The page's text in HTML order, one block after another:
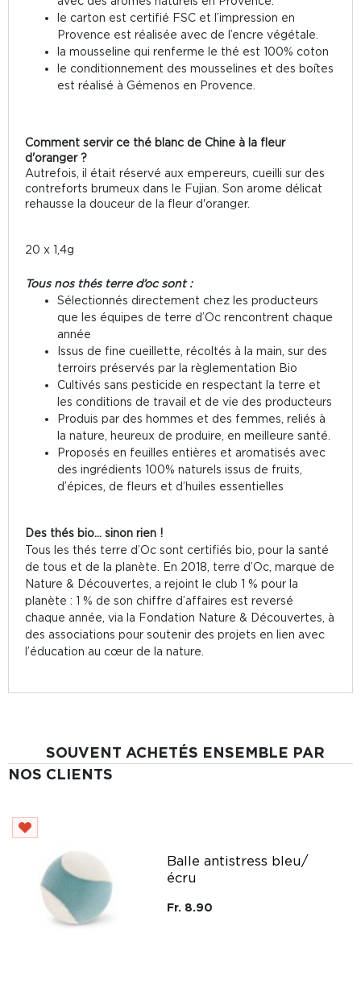
le carton est certifié FSC et l’impression en
Provence est réalisée avec de l’encre végétale.
la mousseline qui renferme le thé est 100% coton
le conditionnement des mousselines et des boîtes
est réalisé à Gémenos en Provence.
Comment servir ce thé blanc de Chine à la fleur
d'oranger ?
Autrefois, il était réservé aux empereurs, cueilli sur des
contreforts brumeux dans le Fujian. Son arome délicat
rehausse la douceur de la fleur d'oranger.
20 x 1,4g
Tous nos thés terre d’oc sont :
Sélectionnés directement chez les producteurs
que les équipes de terre d’Oc rencontrent chaque
année
Issus de fine cueillette, récoltés à la main, sur des
terroirs préservés par la règlementation Bio
Cultivés sans pesticide en respectant la terre et
les conditions de travail et de vie des producteurs
Produis par des hommes et des femmes, reliés à
la nature, heureux de produire, en meilleure santé.
Proposés en feuilles entières et aromatisés avec
des ingrédients 100% naturels issus de fruits,
d’épices, de fleurs et d’huiles essentielles
Des thés bio... sinon rien !
Tous les thés terre d’Oc sont certifiés bio, pour la santé
de tous et de la planète. En 2018, terre d’Oc, marque de
Nature & Découvertes, a rejoint le club 1 % pour la
planète : 1 % de son chiffre d’affaires est reversé
chaque année, via la Fondation Nature & Découvertes, à
des associations pour soutenir des projets en lien avec
l’éducation au cœur de la nature.
SOUVENT ACHETÉS ENSEMBLE PAR
NOS CLIENTS
Balle antistress bleu/
écru
Fr. 8.90